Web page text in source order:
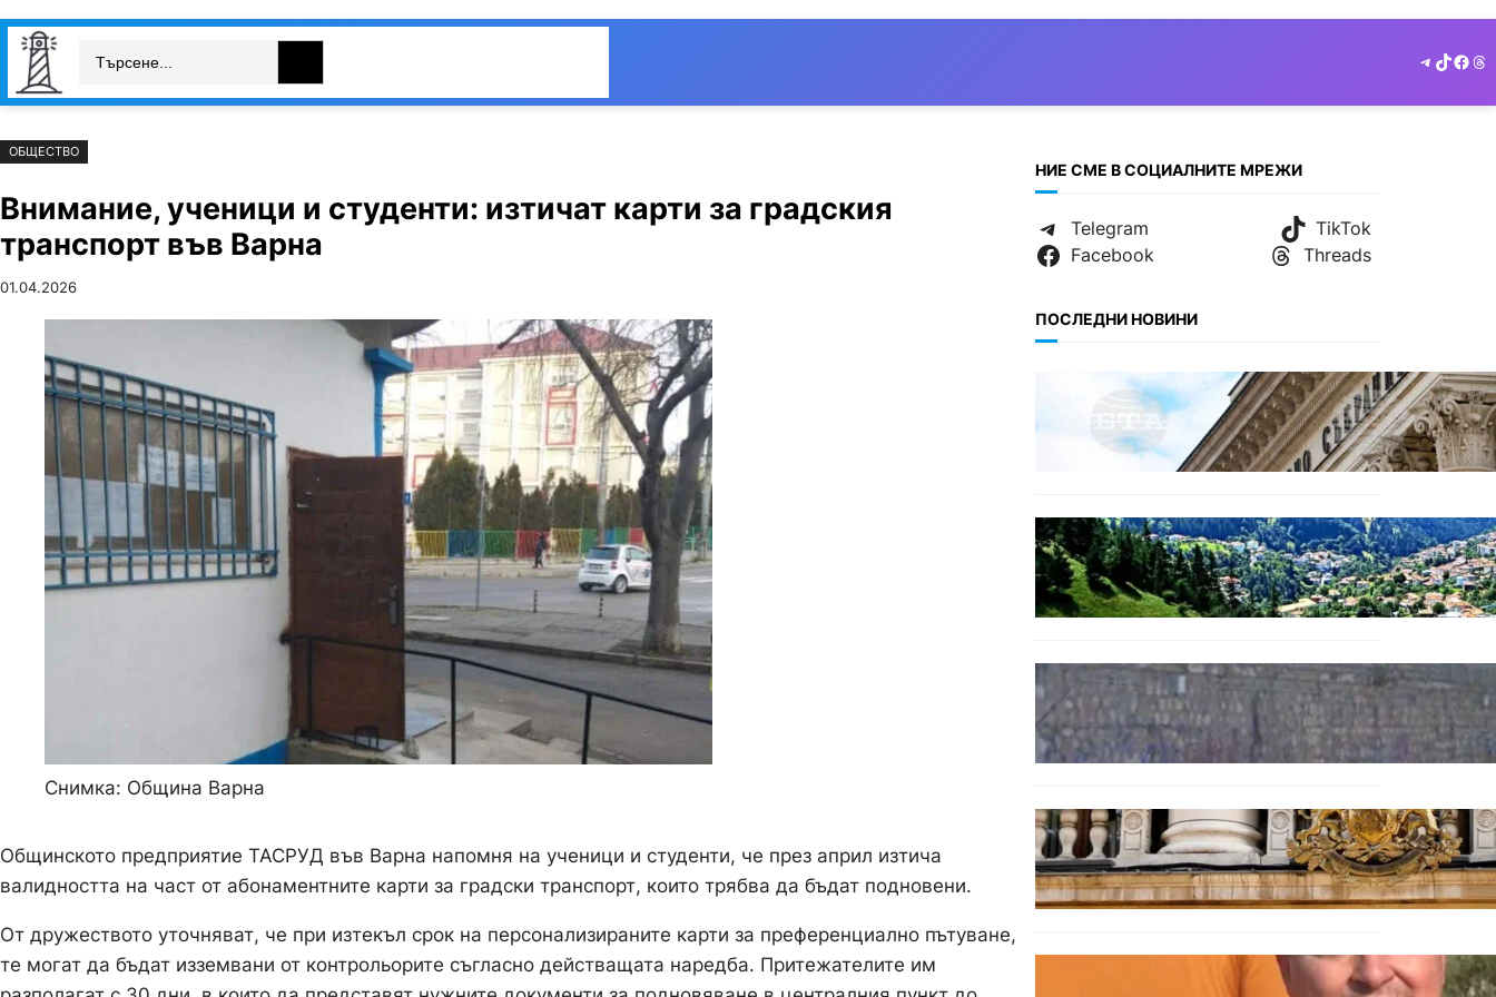
Към
съдържанието
Skip
cont
Telegram
TikTok
ОБЩЕСТВО
Внимание, ученици и студенти: изтичат карти за градския
транспорт във Варна
01.04.2026
Снимка: Община Варна
Общинското предприятие ТАСРУД във Варна напомня на ученици и студенти, че през април изтича
валидността на част от абонаментните карти за градски транспорт, които трябва да бъдат подновени.
От дружеството уточняват, че при изтекъл срок на персонализираните карти за преференциално пътуване,
те могат да бъдат изземвани от контрольорите съгласно действащата наредба. Притежателите им
НИЕ СМЕ В СОЦИАЛНИТЕ МРЕЖИ
Telegram
TikTok
Facebook
Threads
ПОСЛЕДНИ НОВИНИ
БЕЗ КАТЕГОРИЯ
Дрон се взриви край
Кардам: България търси
отговори за произхода му.
БЪЛГАРИЯ
Полицията алармира за
нова схема с фалшиви
лечители и „вълшебни“
мехлеми
БЪЛГАРИЯ
Ограничават движението
по улица „Вълноломна“ във
Варна
БЪЛГАРИЯ
Дрон навлезе в България
край границата с Румъния